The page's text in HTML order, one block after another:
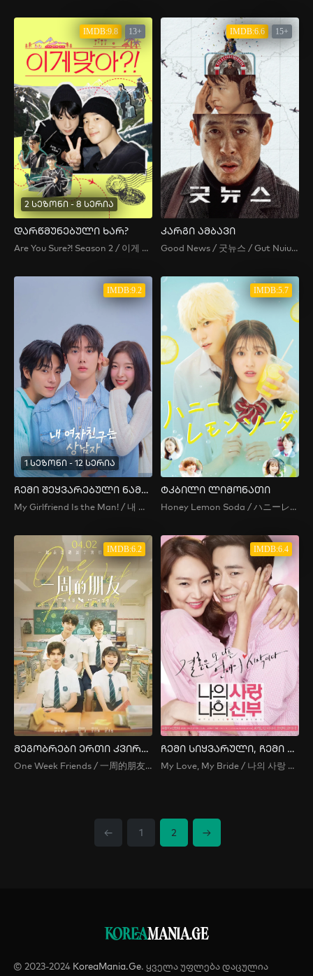
IMDB:9.8 13+
2 სეზონი - 8 სერია
დარწმუნებული ხარ?
Are You Sure?! Season 2 / 이게 맞아?! 시즌2 / Are You Sure?! 2
IMDB:6.6 15+
კარგი ამბავი
Good News / 굿뉴스 / Gut Nuiuseu / 굿늬우스
IMDB:9.2
1 სეზონი - 12 სერია
ჩემი შეყვარებული ნამდვილი მამაკაცია
My Girlfriend Is the Man! / 내 여자친구는 상남자 / My Girlfriend Is a Hot Guy / My Girlfriend Is a Real Man , My Girlfriend Is a Tough Guy / My Girlfriend's a Real Man / Nae Yeojachinguneun Sangnamja
IMDB:5.7
ტკბილი ლიმონათი
Honey Lemon Soda / ハニーレモンソーダ / Haniremonsoda / 青春特調蜂蜜檸檬蘇打
IMDB:6.2
მეგობრები ერთი კვირით
One Week Friends / 一周的朋友 / Yi Zhou De Peng You
IMDB:6.4
ჩემი სიყვარული, ჩემი პატარძალი
My Love, My Bride / 나의 사랑 나의 신부 / Naui Sarang Naui Shinboo
← 1 2 →
KOREAMANIA.GE
© 2023-2024 KoreaMania.Ge. ყველა უფლება დაცულია